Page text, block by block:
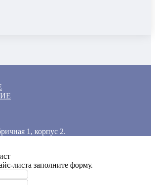
1, корпус 2.
листа заполните форму.